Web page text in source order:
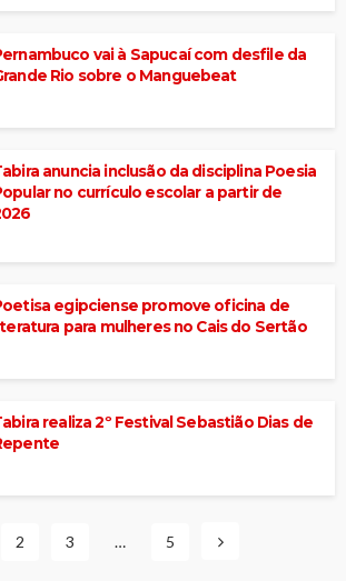
vai à Sapucaí com desfile da
Rio sobre o Manguebeat
anuncia inclusão da disciplina Poesia
no currículo escolar a partir de
egipciense promove oficina de
para mulheres no Cais do Sertão
realiza 2º Festival Sebastião Dias de
2 3 … 5